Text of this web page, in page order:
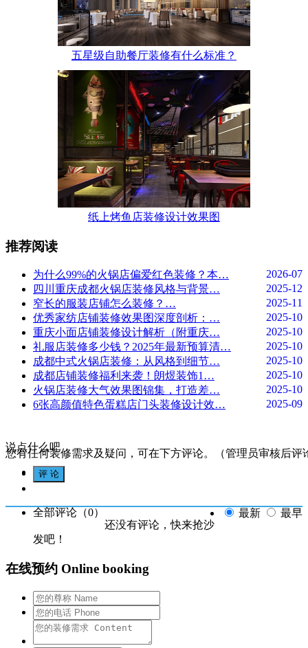
五星级自助餐厅装修有什么标准？
纸上烤鱼店装修设计效果图
推荐阅读
为什么99%的火锅店偏爱红色装修？本…
2026-07
四川重庆成都火锅店装修风格与背景…
2025-12
窄长的服装店铺怎么装修？…
2025-11
优秀家纺店铺装修效果图深度剖析：…
2025-10
重庆小面店铺装修设计解析（附重庆…
2025-10
礼服店装修多少钱？2025年最新预算清…
2025-10
成都中式火锅店装修：从风格到细节…
2025-10
成都店铺装修福利来袭！朗煜装饰1…
2025-10
火锅店装修大气效果图锦集，打造差…
2025-10
6张高颜值特色蛋糕店门头装修设计效…
2025-09
您有任何装修需求及疑问，可在下方评论。（管理员审核后评
说点什么吧
全部评论（0） 最新
最早
还没有评论，快来抢沙
发吧！
在线预约 Online booking